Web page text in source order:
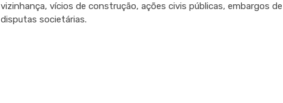
vizinhança, vícios de construção, ações civis públicas, embargos
disputas societárias.